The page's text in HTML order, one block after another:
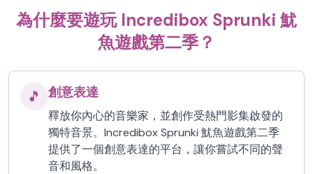
為什麼要遊玩 Incredibox Sprunki 魷
魚遊戲第二季？
🎵 創意表達
釋放你內心的音樂家，並創作受熱門影集啟發的
獨特音景。Incredibox Sprunki 魷魚遊戲第二季
提供了一個創意表達的平台，讓你嘗試不同的聲
音和風格。